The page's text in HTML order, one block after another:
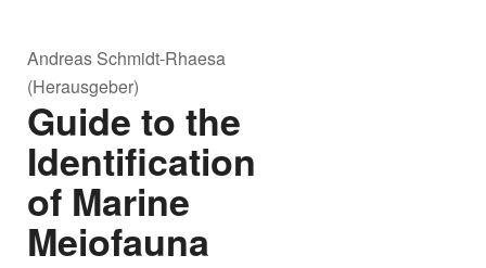
Andreas Schmidt-Rhaesa
(Herausgeber)
Guide to the
Identification
of Marine
Meiofauna